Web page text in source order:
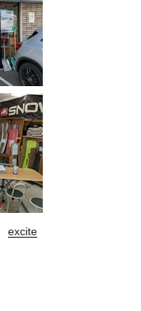
excite